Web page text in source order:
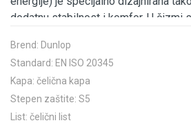
dodatnu stabilnost i komfor. U čizmi
kog je napravljena č...
Brend: Dunlop
Standard: EN ISO 20345
Kapa: čelična kapa
Stepen zaštite: S5
List: čelični list